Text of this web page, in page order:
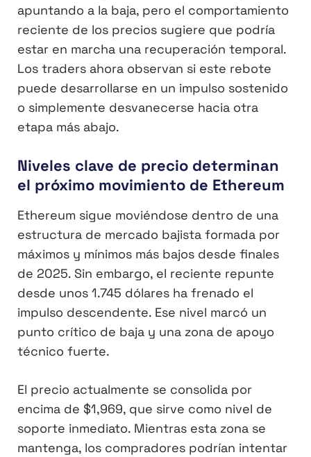
apuntando a la baja, pero el comportamiento
reciente de los precios sugiere que podría
estar en marcha una recuperación temporal.
Los traders ahora observan si este rebote
puede desarrollarse en un impulso sostenido
o simplemente desvanecerse hacia otra
etapa más abajo.
Niveles clave de precio determinan
el próximo movimiento de Ethereum
Ethereum sigue moviéndose dentro de una
estructura de mercado bajista formada por
máximos y mínimos más bajos desde finales
de 2025. Sin embargo, el reciente repunte
desde unos 1.745 dólares ha frenado el
impulso descendente. Ese nivel marcó un
punto crítico de baja y una zona de apoyo
técnico fuerte.
El precio actualmente se consolida por
encima de $1,969, que sirve como nivel de
soporte inmediato. Mientras esta zona se
mantenga, los compradores podrían intentar